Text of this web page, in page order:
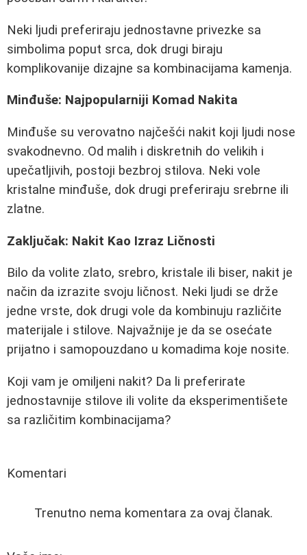
Neki ljudi preferiraju jednostavne privezke sa
simbolima poput srca, dok drugi biraju
komplikovanije dizajne sa kombinacijama kamenja.
Minđuše: Najpopularniji Komad Nakita
Minđuše su verovatno najčešći nakit koji ljudi nose
svakodnevno. Od malih i diskretnih do velikih i
upečatljivih, postoji bezbroj stilova. Neki vole
kristalne minđuše, dok drugi preferiraju srebrne ili
zlatne.
Zaključak: Nakit Kao Izraz Ličnosti
Bilo da volite zlato, srebro, kristale ili biser, nakit je
način da izrazite svoju ličnost. Neki ljudi se drže
jedne vrste, dok drugi vole da kombinuju različite
materijale i stilove. Najvažnije je da se osećate
prijatno i samopouzdano u komadima koje nosite.
Koji vam je omiljeni nakit? Da li preferirate
jednostavnije stilove ili volite da eksperimentišete
sa različitim kombinacijama?
Komentari
Trenutno nema komentara za ovaj članak.